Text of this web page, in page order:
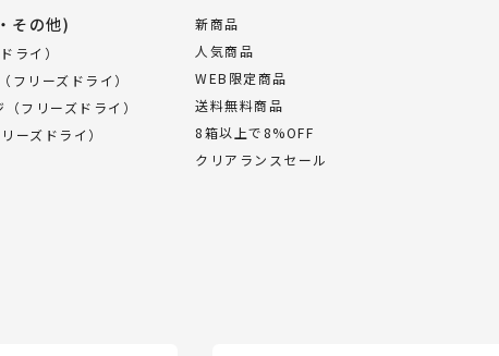
その他)
ライ）
フリーズドライ）
フリーズドライ）
ーズドライ）
新商品
人気商品
WEB限定商品
送料無料商品
8箱以上で8%OFF
クリアランスセール